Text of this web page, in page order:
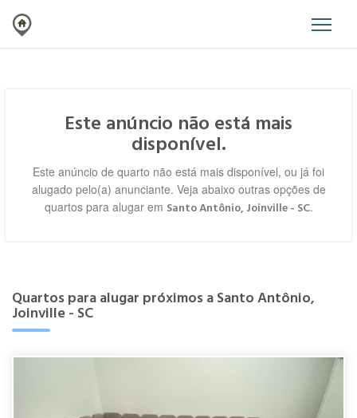
Este anúncio não está mais
disponível.
Este anúncio de quarto não está mais disponível, ou já foi
alugado pelo(a) anunciante. Veja abaixo outras opções de
quartos para alugar em Santo Antônio, Joinville - SC.
Quartos para alugar próximos a Santo Antônio,
Joinville - SC